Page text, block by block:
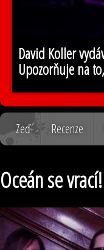
David Koller
Upozorňuje na
Zeď Recenze
Oceán se vrací!